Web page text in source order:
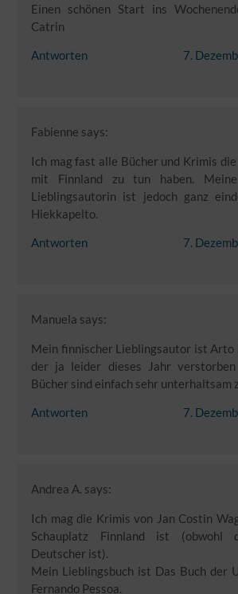
Einen schönen Start ins
Catrin
Antworten
7.
Fabienne says:
Ich mag fast alle Bücher und Krimis
mit Finnland zu tun haben.
Lieblingsautorin ist jedoch ganz
Hiekkapelto.
Antworten
7.
Manuela says:
Mein finnischer Lieblingsautor ist Arto
der ja leider dieses Jahr
Bücher sind einfach sehr unterhaltsam
Antworten
7.
Andrea A. says:
Ich mag die Krimis von Jan Costin
Schauplatz Finnland ist (obwohl
Deutscher ist).
Mein Lieblingsbuch ist Das Buch der
Fernando Pessoa.